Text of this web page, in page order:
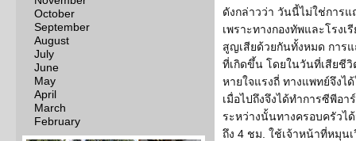
October
September
August
July
June
May
April
March
February
ดังกล่าวว่า วันนี้ไม่ใช่การ
เพราะทางกองทัพและโรง
สูญเสียด้วยกันทั้งหมด การ
ที่เกิดขึ้น โดยในวันที่เสียชีวิ
หายใจแรงถี่ ทางแพทย์จึงไ
เมื่อไปถึงจึงได้ทำการซีพีอ
ระหว่างนั้นทางครอบครัวไ
ถึง 4 ชม. ใช้เจ้าหน้าที่หมุน